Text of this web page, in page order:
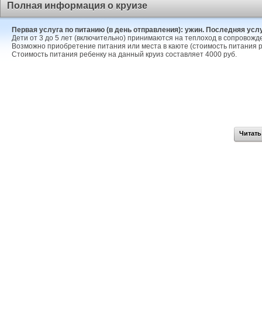
Полная информация о круизе
Первая услуга по питанию (в день отправления): ужин. Последняя
Дети от 3 до 5 лет (включительно) принимаются на теплоход в
Возможно приобретение питания или места в каюте (стоимость питания
Стоимость питания ребенку на данный круиз составляет 4000 руб.